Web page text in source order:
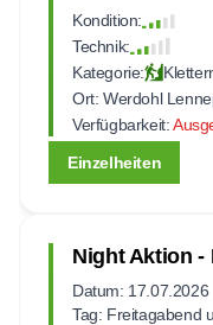
Kondition:
Technik:
Kategorie:
Ort: Werdohl
Verfügbarkeit:
Einzelheiten
Night Aktion -
Datum: 17.07.2026
Tag: Freitagabend